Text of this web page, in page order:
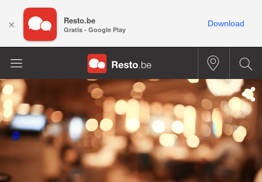
× Resto.be
Gratis - Google Play
Download